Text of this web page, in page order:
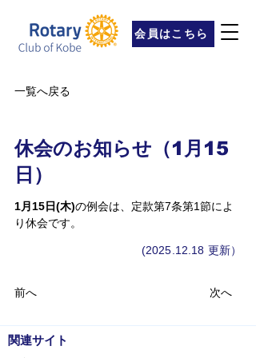
会員はこちら
一覧へ戻る
休会のお知らせ（1月15
日）
1月15日(木)の例会は、定款第7条第1節によ
り休会です。
(2025.12.18 更新）
前へ 次へ
​関連サイト